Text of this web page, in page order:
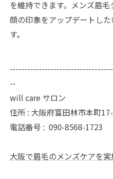
を維持できます。メンズ眉
顔の印象をアップデートし
す。
--
will care サロン
住所 : 大阪府富田林市本町
電話番号 : 090-8568-1723
大阪で眉毛のメンズケアを